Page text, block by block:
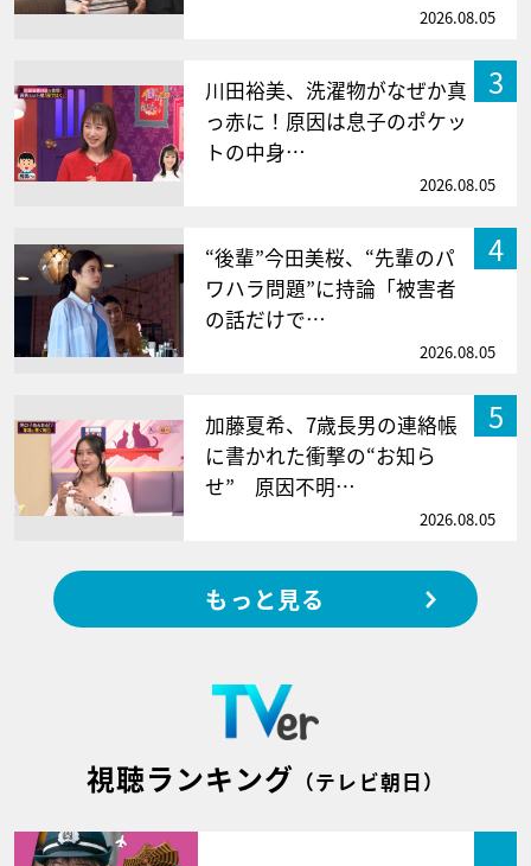
2026.08.05
3
川田裕美、洗濯物がなぜか真
っ赤に！原因は息子のポケッ
トの中身…
2026.08.05
4
“後輩”今田美桜、“先輩のパ
ワハラ問題”に持論「被害者
の話だけで…
2026.08.05
5
加藤夏希、7歳長男の連絡帳
に書かれた衝撃の“お知ら
せ” 原因不明…
2026.08.05
もっと見る
視聴ランキング （テレビ朝日）